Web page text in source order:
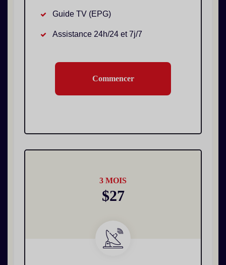
Guide TV (EPG)
Assistance 24h/24 et 7j/7
Commencer
3 MOIS
$27